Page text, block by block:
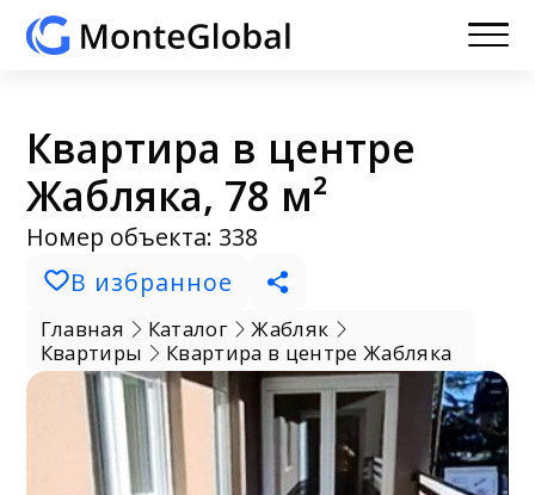
Квартира в центре
Жабляка, 78 м²
Номер объекта: 338
В избранное
Главная Каталог
Жабляк
Квартиры
Квартира в центре Жабляка